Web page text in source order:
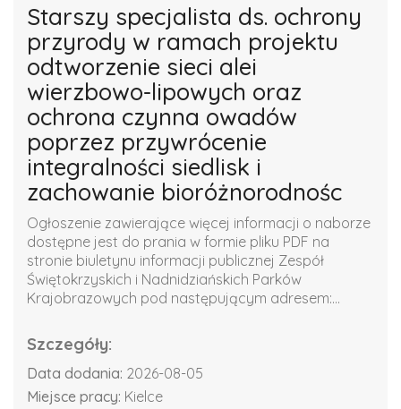
Starszy specjalista ds. ochrony
przyrody w ramach projektu
odtworzenie sieci alei
wierzbowo-lipowych oraz
ochrona czynna owadów
poprzez przywrócenie
integralności siedlisk i
zachowanie bioróżnorodnośc
Ogłoszenie zawierające więcej informacji o naborze
dostępne jest do prania w formie pliku PDF na
stronie biuletynu informacji publicznej Zespół
Świętokrzyskich i Nadnidziańskich Parków
Krajobrazowych pod następującym adresem:...
Szczegóły:
Data dodania: 2026-08-05
Miejsce pracy: Kielce